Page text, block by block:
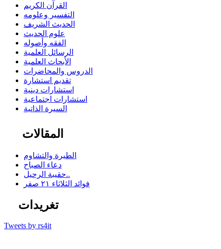
القرآن الكريم
التفسير وعلومه
الحديث الشريف
علوم الحديث
الفقه وأصوله
الرسائل العلمية
الأبحاث العلمية
الدروس والمحاضرات
تقديم استشارة
استشارات دينية
استشارات اجتماعية
السيرة الذاتية
المقالات
الطيرة والتشاوم
دعاء الصباح
حقيبة الرحيل..
فوائد الثلاثاء ٢١ صفر
تغريدات
Tweets by rs4it